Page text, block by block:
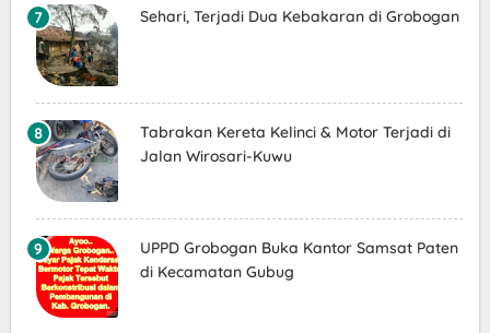
Sehari, Terjadi Dua Kebakaran di Grobogan
Tabrakan Kereta Kelinci & Motor Terjadi di
Jalan Wirosari-Kuwu
UPPD Grobogan Buka Kantor Samsat Paten
di Kecamatan Gubug